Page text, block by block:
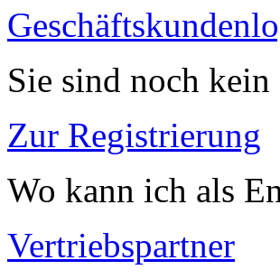
Sie sind noch kein
Zur Registrierung
Wo kann ich als
Vertriebspartner